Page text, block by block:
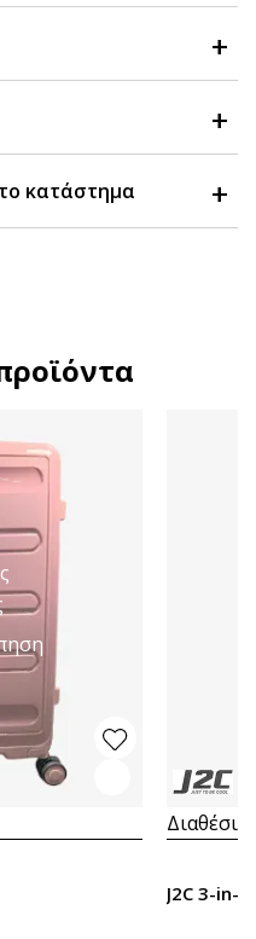
κατάστημα
J2C 3-in-1